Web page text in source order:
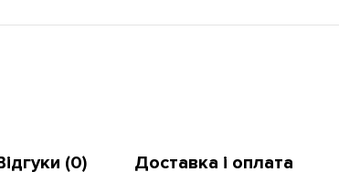
(0) Доставка і оплата